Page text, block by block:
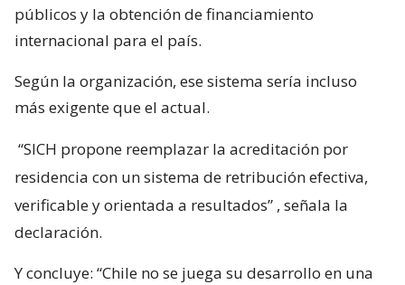
públicos y la obtención de financiamiento
internacional para el país.
Según la organización, ese sistema sería incluso
más exigente que el actual.
“SICH propone reemplazar la acreditación por
residencia con un sistema de retribución efectiva,
verificable y orientada a resultados” , señala la
declaración.
Y concluye: “Chile no se juega su desarrollo en una